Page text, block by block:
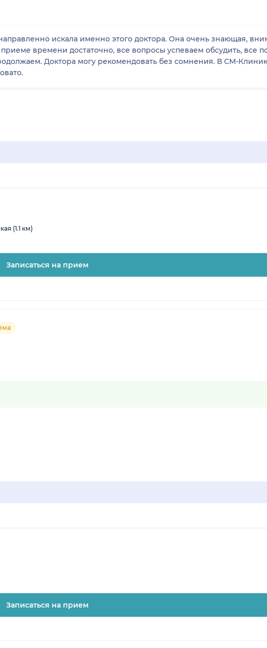
искала именно этого доктора. Она очень знающая,
времени достаточно, все вопросы успеваем обсудить, все
Доктора могу рекомендовать без сомнения. В СМ-
(1.1 км)
Записаться на прием
Записаться на прием